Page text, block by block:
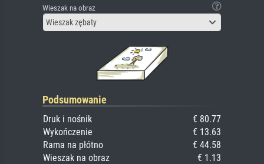
Wieszak na obraz
Wieszak zębaty
Podsumowanie
Druk i nośnik
€ 80.77
Wykończenie
€ 13.63
Rama na płótno
€ 44.58
Wieszak na obraz
€ 1.13